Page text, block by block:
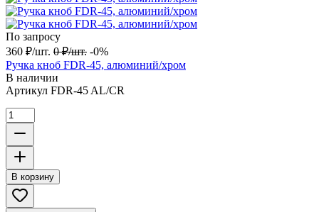
По запросу
360 ₽/шт. 0 ₽/шт. -0%
Ручка кноб FDR-45, алюминий/хром
В наличии
Артикул FDR-45 AL/CR
В корзину